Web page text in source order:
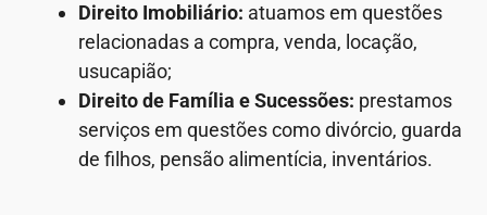
Direito Imobiliário: atuamos em questões
relacionadas a compra, venda, locação,
usucapião;
Direito de Família e Sucessões: prestamos
serviços em questões como divórcio, guarda
de filhos, pensão alimentícia, inventários.